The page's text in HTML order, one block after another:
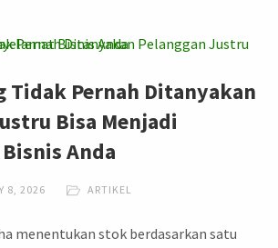
Tidak Pernah Ditanyakan
Bisa Menjadi
Anda
8, 2026 ARTIKEL
menentukan stok berdasarkan satu